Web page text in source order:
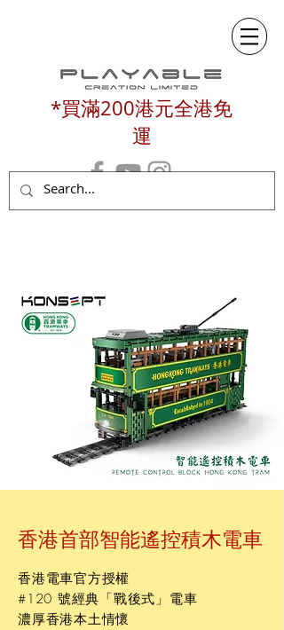
*買滿200港元全港免
運
香港首部智能遙控積木電車
香港電車官方授權
#120 號經典「戰後式」電車
​濃厚香港本土情懷